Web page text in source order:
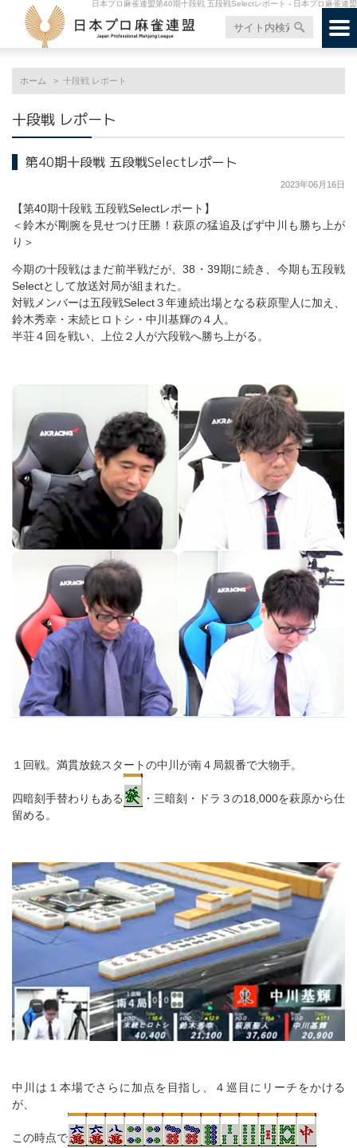
日本プロ麻雀連盟第40期十段戦 五段戦Selectレポート - 日本プロ麻雀連盟
ホーム 十段戦 レポート
十段戦 レポート
第40期十段戦 五段戦Selectレポート
2023年06月16日
【第40期十段戦 五段戦Selectレポート】
＜鈴木が剛腕を見せつけ圧勝！萩原の猛追及ばず中川も勝ち上が
り＞
今期の十段戦はまだ前半戦だが、38・39期に続き、今期も五段戦
Selectとして放送対局が組まれた。
対戦メンバーは五段戦Select３年連続出場となる萩原聖人に加え、
鈴木秀幸・末続ヒロトシ・中川基輝の４人。
半荘４回を戦い、上位２人が六段戦へ勝ち上がる。
１回戦。満貫放銃スタートの中川が南４局親番で大物手。
四暗刻手替わりもある
・三暗刻・ドラ３の18,000を萩原から仕
留める。
中川は１本場でさらに加点を目指し、４巡目にリーチをかける
が、
この時点で